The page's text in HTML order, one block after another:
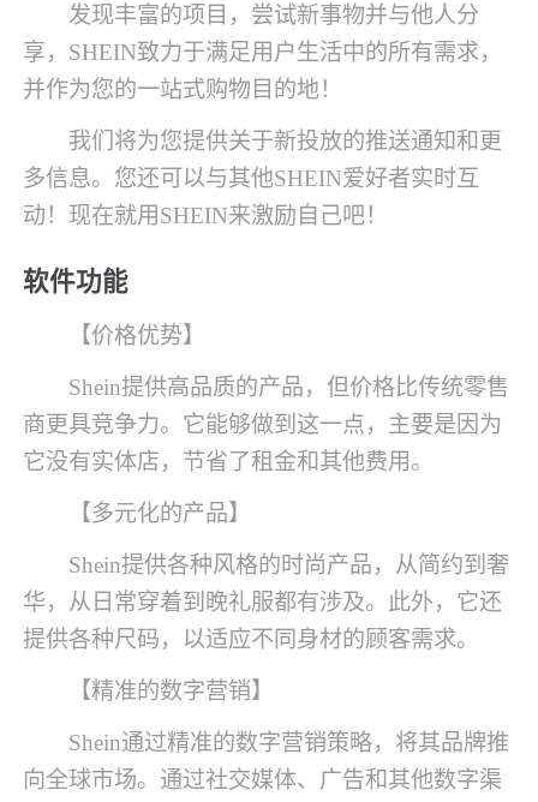
发现丰富的项目，尝试新事物并与他人分
享，SHEIN致力于满足用户生活中的所有需求，
并作为您的一站式购物目的地！
我们将为您提供关于新投放的推送通知和更
多信息。您还可以与其他SHEIN爱好者实时互
动！现在就用SHEIN来激励自己吧！
软件功能
【价格优势】
Shein提供高品质的产品，但价格比传统零售
商更具竞争力。它能够做到这一点，主要是因为
它没有实体店，节省了租金和其他费用。
【多元化的产品】
Shein提供各种风格的时尚产品，从简约到奢
华，从日常穿着到晚礼服都有涉及。此外，它还
提供各种尺码，以适应不同身材的顾客需求。
【精准的数字营销】
Shein通过精准的数字营销策略，将其品牌推
向全球市场。通过社交媒体、广告和其他数字渠